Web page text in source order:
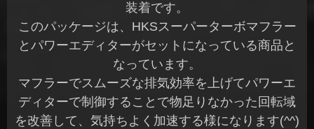
装着です。
このパッケージは、HKSスーパーターボマフラー
とパワーエディターがセットになっている商品と
なっています。
マフラーでスムーズな排気効率を上げてパワーエ
ディターで制御することで物足りなかった回転域
を改善して、気持ちよく加速する様になります(^^)